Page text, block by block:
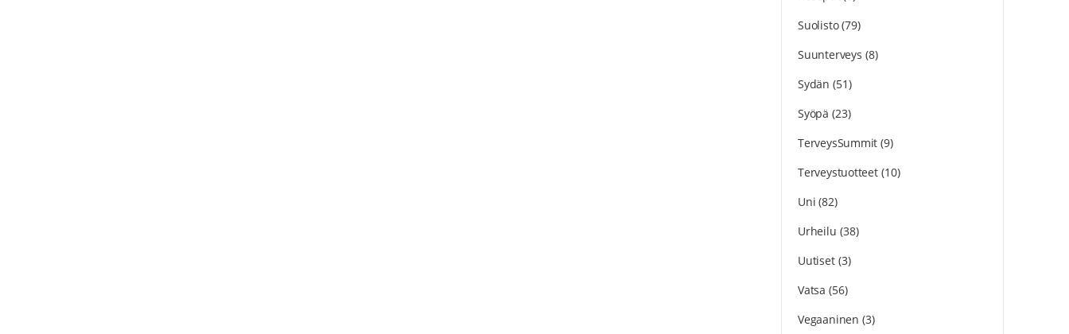
Suolisto(79)
Suunterveys (8)
Sydän (51)
Syöpä (23)
TerveysSummit (9)
Terveystuotteet(10)
Uni (82)
Urheilu (38)
Uutiset(3)
Vatsa (56)
Vegaaninen (3)